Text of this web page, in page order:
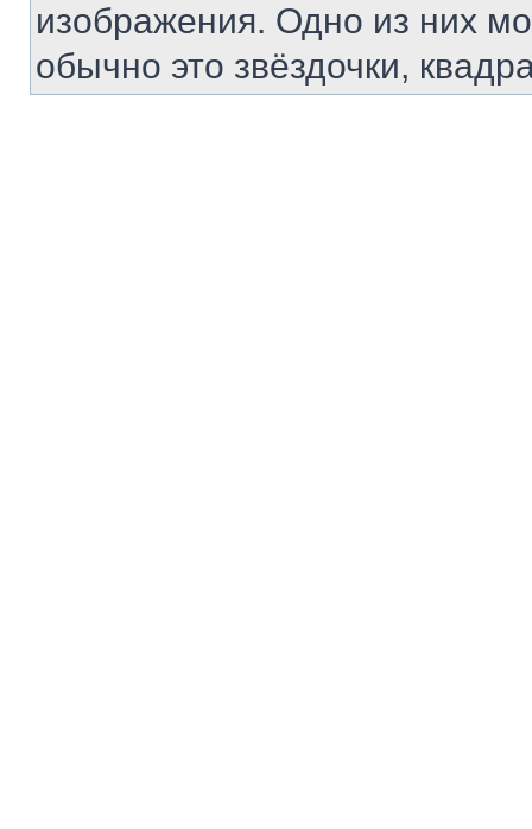
изображения. Одно из них
обычно это звёздочки,